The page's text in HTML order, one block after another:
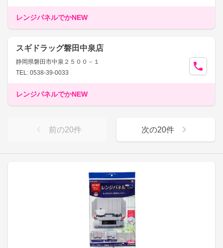
レンジパネルでかNEW
スギドラッグ磐田中泉店
静岡県磐田市中泉２５００－１
TEL: 0538-39-0033
レンジパネルでかNEW
前の20件 次の20件